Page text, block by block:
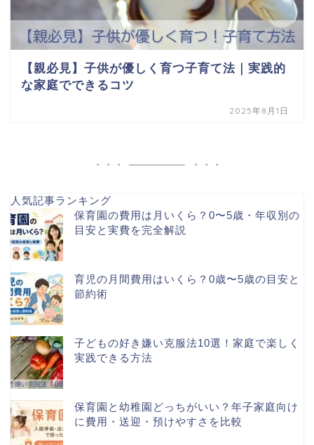
【親必見】子供が優しく育つ子育て法｜実践的
な家庭でできるコツ
2025年8月1日
人気記事ランキング
保育園の費用は月いくら？0〜5歳・年収別の
目安と実費を完全解説
育児の月間費用はいくら？0歳〜5歳の目安と
節約術
子どもの好き嫌い克服法10選！家庭で楽しく
実践できる方法
保育園と幼稚園どっちがいい？年子家庭向け
に費用・送迎・預けやすさを比較